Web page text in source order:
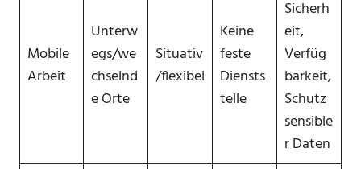
Mobile
Arbeit
Unterw
egs/we
chselnd
e Orte
Situativ
/flexibel
Keine
feste
Diensts
telle
Sicherh
eit,
Verfüg
barkeit,
Schutz
sensible
r Daten